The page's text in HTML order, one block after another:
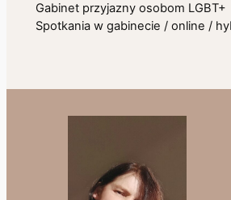
Gabinet przyjazny osobom LGBT+
Spotkania w gabinecie / online /